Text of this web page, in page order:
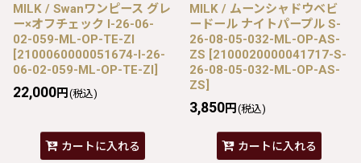
MILK / Swanワンピース グレ
ー×オフチェック I-26-06-
02-059-ML-OP-TE-ZI
[2100060000051674-I-26-
06-02-059-ML-OP-TE-ZI]
22,000円 (税込)
カートに入れる
MILK / ムーンシャドウベビ
ードール ナイトパープル S-
26-08-05-032-ML-OP-AS-
ZS [2100020000041717-S-
26-08-05-032-ML-OP-AS-
ZS]
3,850円 (税込)
カートに入れる